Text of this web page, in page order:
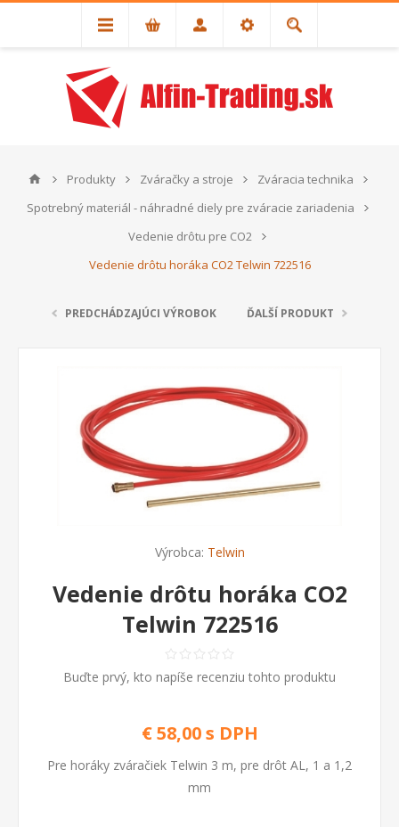
Produkty Zváračky a stroje
Zváracia technika
Spotrebný materiál - náhradné diely pre zváracie zariadenia
Vedenie drôtu pre CO2
Vedenie drôtu horáka CO2 Telwin 722516
PREDCHÁDZAJÚCI VÝROBOK ĎALŠÍ PRODUKT
Výrobca: Telwin
Vedenie drôtu horáka CO2
Telwin 722516
Buďte prvý, kto napíše recenziu tohto produktu
€ 58,00 s DPH
Pre horáky zváračiek Telwin 3 m, pre drôt AL, 1 a 1,2
mm